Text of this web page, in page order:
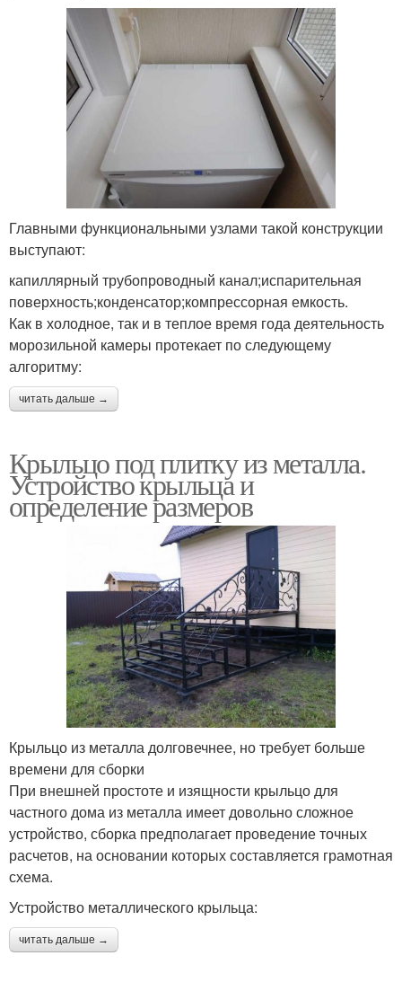
Главными функциональными узлами такой конструкции
выступают:
капиллярный трубопроводный канал;испарительная
поверхность;конденсатор;компрессорная емкость.
Как в холодное, так и в теплое время года деятельность
морозильной камеры протекает по следующему
алгоритму:
читать дальше →
Крыльцо под плитку из металла.
Устройство крыльца и
определение размеров
Крыльцо из металла долговечнее, но требует больше
времени для сборки
При внешней простоте и изящности крыльцо для
частного дома из металла имеет довольно сложное
устройство, сборка предполагает проведение точных
расчетов, на основании которых составляется грамотная
схема.
Устройство металлического крыльца:
читать дальше →